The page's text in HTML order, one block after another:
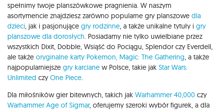
spełnimy twoje planszówkowe pragnienia. W naszym
asortymencie znajdziesz zarówno popularne gry planszowe dla
dzieci, jak i pasjonujące gry rodzinne, a także unikalne tytuły i gry
planszowe dla dorosłych. Posiadamy nie tylko uwielbiane przez
wszystkich Dixit, Dobble, Wsiąść do Pociągu, Splendor czy Everdell,
ale także oryginalne karty Pokemon, Magic: The Gathering, a także
najpopularniejsze gry karciane w Polsce, takie jak Star Wars:
Unlimited czy One Piece.
Dla miłośników gier bitewnych, takich jak Warhammer 40,000 czy
Warhammer Age of Sigmar, oferujemy szeroki wybór figurek, a dla